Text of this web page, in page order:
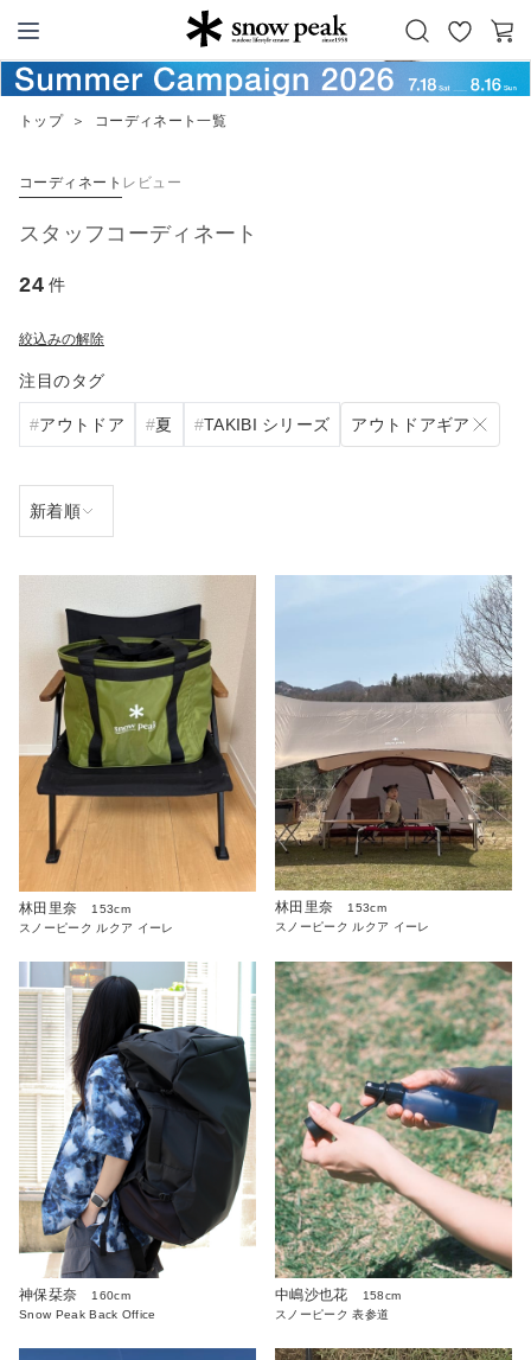
Snow Peak
お
気
カ
ー
トップ ＞ コーディネート一覧
コーディネート レビュー
スタッフコーディネート
24 件
絞込みの解除
注目のタグ
アウトドア 夏 TAKIBI シリーズ アウトドアギア
林田里奈
153cm
スノーピーク ルクア イーレ
林田里奈
153cm
スノーピーク ルクア イーレ
神保栞奈
160cm
Snow Peak Back Office
中嶋沙也花
158cm
スノーピーク 表参道